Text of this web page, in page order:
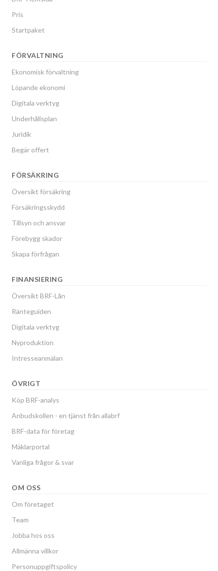
Pris
Startpaket
FÖRVALTNING
Ekonomisk förvaltning
Löpande ekonomi
Digitala verktyg
Underhållsplan
Juridik
Begär offert
FÖRSÄKRING
Översikt försäkring
Försäkringsskydd
Tillsyn och ansvar
Förebygg skador
Skapa förfrågan
FINANSIERING
Översikt BRF-Lån
Ränteguiden
Digitala verktyg
Nyproduktion
Intresseanmälan
ÖVRIGT
Köp BRF-analys
Anbudskollen - en tjänst från allabrf
BRF-data för företag
Mäklarportal
Vanliga frågor & svar
OM OSS
Om företaget
Team
Jobba hos oss
Allmänna villkor
Personuppgiftspolicy